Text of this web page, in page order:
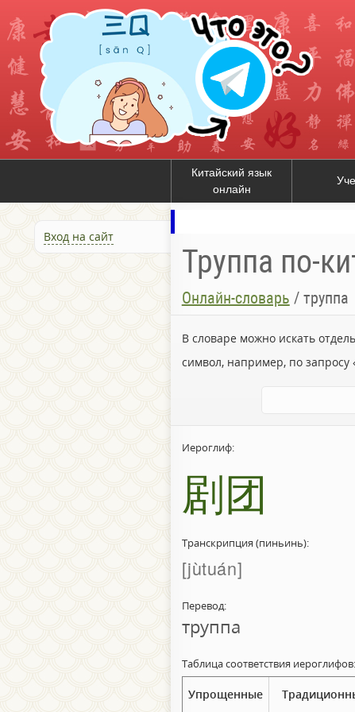
Китайский язык
онлайн
Вход на сайт
Труппа по-
Онлайн-словарь / труппа
В словаре можно искать
символ, например, по запросу
Иероглиф:
剧团
Транскрипция (пиньинь):
jùtuán
Перевод:
труппа
Таблица соответствия иероглифов:
Упрощенные